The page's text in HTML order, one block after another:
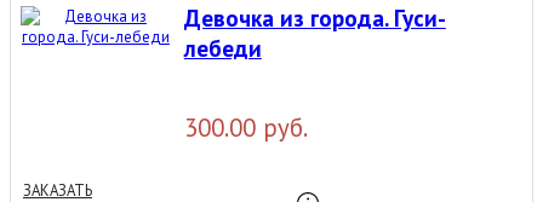
Девочка из города. Гуси-
лебеди
300.00 руб.
ЗАКАЗАТЬ